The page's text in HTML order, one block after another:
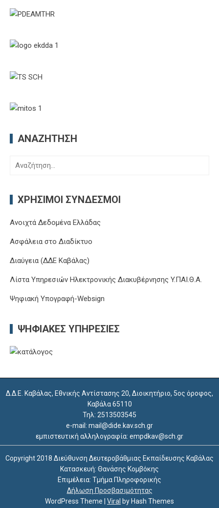
ΑΝΑΖΉΤΗΣΗ
Αναζήτηση
ΧΡΉΣΙΜΟΙ ΣΎΝΔΕΣΜΟΙ
Ανοιχτά Δεδομένα Ελλάδας
Ασφάλεια στο Διαδίκτυο
Διαύγεια (ΔΔΕ Καβάλας)
Λίστα Υπηρεσιών Ηλεκτρονικής Διακυβέρνησης Y.ΠΑΙ.Θ.Α.
Ψηφιακή Υπογραφή-Websign
ΨΗΦΙΑΚΈΣ ΥΠΗΡΕΣΊΕΣ
Δ.Δ.Ε. Καβάλας, Εθνικής Αντίστασης 20, Διοικητήριο, 5ος όροφος,
Καβάλα 65110
Τηλ: 2513503545
e-mail: mail@dide.kav.sch.gr
εμπιστευτική αλληλογραφία: empdkav@sch.gr
Copyright 2018 Διεύθυνση Δευτεροβάθμιας Εκπαίδευσης Καβάλας
Κατασκευή: Θανάσης Κομβόκης
Επιμέλεια: Τμήμα Πληροφορικής
Δήλωση Προσβασιμότητας
WordPress Theme
Viral by Hash Themes